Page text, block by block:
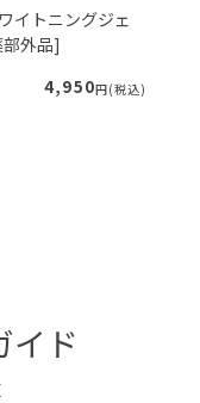
イトニングジェ
外品]
4,950円(税込)
イド